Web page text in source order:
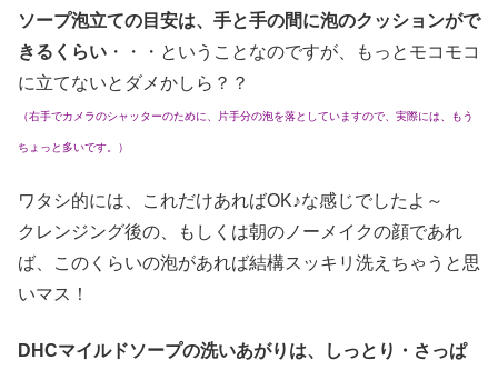
ソープ泡立ての目安は、手と手の間に泡のクッションがで
きるくらい ・・・ということなのですが、もっとモコモコ
に立てないとダメかしら？？
（右手でカメラのシャッターのために、片手分の泡を落としていますので、実際には、もう
ちょっと多いです。）
ワタシ的には、これだけあればOK♪な感じでしたよ～
クレンジング後の、もしくは朝のノーメイクの顔であれ
ば、このくらいの泡があれば結構スッキリ洗えちゃうと思
いマス！
DHCマイルドソープの洗いあがりは、しっとり・さっぱ